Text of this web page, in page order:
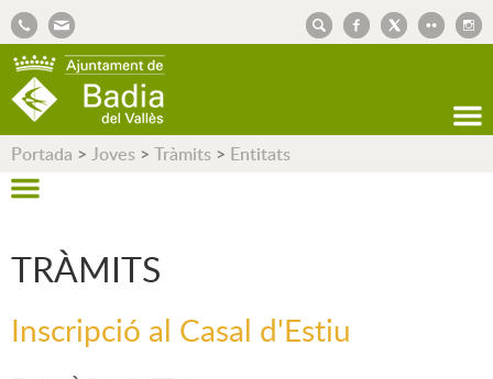
Portada > Joves > Tràmits > Entitats
TRÀMITS
Inscripció al Casal d'Estiu